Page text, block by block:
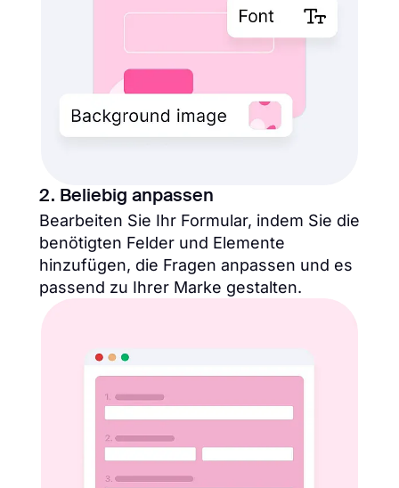
2. Beliebig anpassen
Bearbeiten Sie Ihr Formular, indem Sie die
benötigten Felder und Elemente
hinzufügen, die Fragen anpassen und es
passend zu Ihrer Marke gestalten.